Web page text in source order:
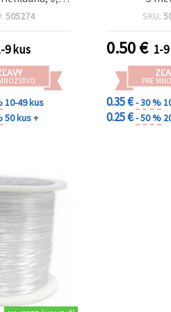
cca 6 m
505274
9 kus
10-49 kus
50 kus +
SKU:
0.50€ 1-
PRE
0.35 €- 30 %
0.25 €- 50 %